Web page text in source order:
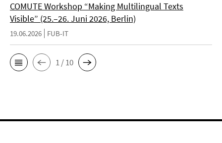
COMUTE Workshop “Making Multilingual Texts
Visible” (25.–26. Juni 2026, Berlin)
19.06.2026 FUB-IT
1 / 10